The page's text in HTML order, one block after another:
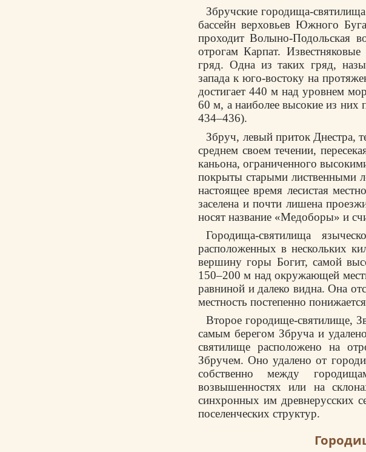
Збручские городища-
бассейн верховьев Южного
проходит Волыно-Подольская
отрогам Карпат.
гряд. Одна из таких гряд,
запада к юго-востоку на
достигает 440 м над уровнем
60 м, а наиболее высокие из
434–436).
Збруч, левый приток Днестра,
среднем своем течении,
каньона, ограниченного
покрыты старыми лиственными
настоящее время лесистая
заселена и почти лишена
носят название «Медоборы» и
Городища-святилища
расположенных в нескольких
вершину горы Богит, самой
150–200 м над окружающей
равниной и далеко видна. Она
местность постепенно
Второе городище-святилище,
самым берегом Збруча и
святилище расположено на
Збручем. Оно удалено от
собственно между
возвышенностях или на
синхронных им древнерусских
поселенческих структур.